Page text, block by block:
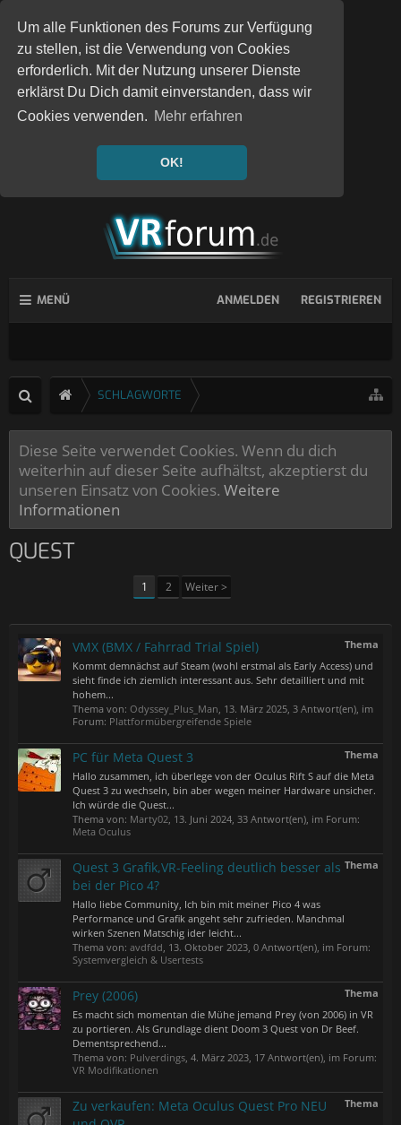
Um alle Funktionen des Forums zur Verfügung
zu stellen, ist die Verwendung von Cookies
erforderlich. Mit der Nutzung unserer Dienste
erklärst Du Dich damit einverstanden, dass wir
Cookies verwenden. Mehr erfahren
OK!
MENÜ ANMELDEN REGISTRIEREN
SCHLAGWORTE
Diese Seite verwendet Cookies. Wenn du dich
weiterhin auf dieser Seite aufhältst, akzeptierst du
unseren Einsatz von Cookies. Weitere
Informationen
QUEST
1 2 Weiter >
Thema
VMX (BMX / Fahrrad Trial Spiel)
Kommt demnächst auf Steam (wohl erstmal als Early Access) und
sieht finde ich ziemlich interessant aus. Sehr detailliert und mit
hohem...
Thema von: Odyssey_Plus_Man, 13. März 2025, 3 Antwort(en), im
Forum: Plattformübergreifende Spiele
Thema
PC für Meta Quest 3
Hallo zusammen, ich überlege von der Oculus Rift S auf die Meta
Quest 3 zu wechseln, bin aber wegen meiner Hardware unsicher.
Ich würde die Quest...
Thema von: Marty02, 13. Juni 2024, 33 Antwort(en), im Forum:
Meta Oculus
Thema
Quest 3 Grafik,VR-Feeling deutlich besser als
bei der Pico 4?
Hallo liebe Community, Ich bin mit meiner Pico 4 was
Performance und Grafik angeht sehr zufrieden. Manchmal
wirken Szenen Matschig ider leicht...
Thema von: avdfdd, 13. Oktober 2023, 0 Antwort(en), im Forum:
Systemvergleich & Usertests
Thema
Prey (2006)
Es macht sich momentan die Mühe jemand Prey (von 2006) in VR
zu portieren. Als Grundlage dient Doom 3 Quest von Dr Beef.
Dementsprechend...
Thema von: Pulverdings, 4. März 2023, 17 Antwort(en), im Forum:
VR Modifikationen
Thema
Zu verkaufen: Meta Oculus Quest Pro NEU